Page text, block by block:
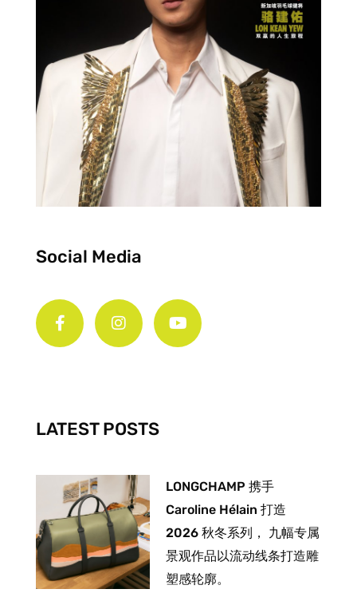
Social Media
a
c
-
f
n
s
m
o
u
LATEST POSTS
LONGCHAMP 携手
Caroline Hélain 打造
2026 秋冬系列， 九幅专属
景观作品以流动线条打造雕
塑感轮廓。